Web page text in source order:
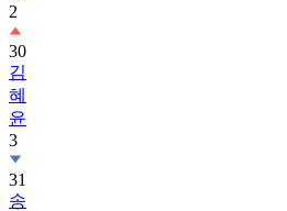
2
30
김
혜
윤
3
31
송